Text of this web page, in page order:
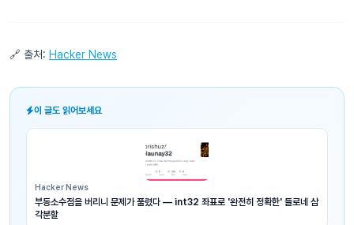
🔗 출처: Hacker News
이 글도 읽어보세요
Hacker News
부동소수점을 버리니 문제가 풀렸다 — int32 좌표로 '완전히 정확한' 들로네 삼
각분할